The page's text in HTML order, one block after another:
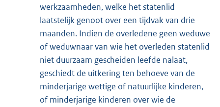
werkzaamheden, welke het statenlid
laatstelijk genoot over een tijdvak van drie
maanden. Indien de overledene geen weduwe
of weduwnaar van wie het overleden statenlid
niet duurzaam gescheiden leefde nalaat,
geschiedt de uitkering ten behoeve van de
minderjarige wettige of natuurlijke kinderen,
of minderjarige kinderen over wie de